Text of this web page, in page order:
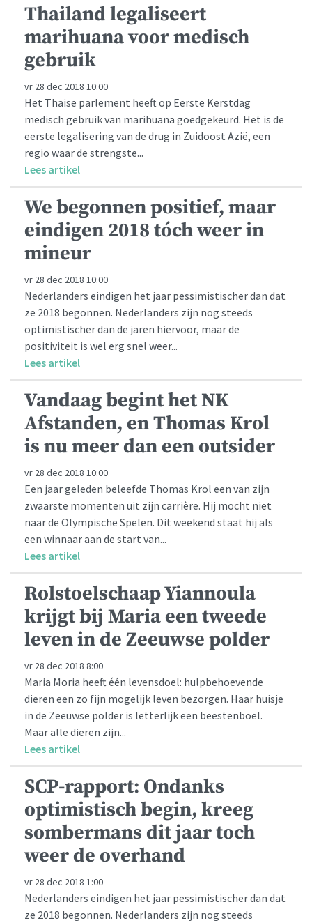
Thailand legaliseert
marihuana voor medisch
gebruik
vr 28 dec 2018 10:00
Het Thaise parlement heeft op Eerste Kerstdag
medisch gebruik van marihuana goedgekeurd. Het is de
eerste legalisering van de drug in Zuidoost Azië, een
regio waar de strengste...
Lees artikel
We begonnen positief, maar
eindigen 2018 tóch weer in
mineur
vr 28 dec 2018 10:00
Nederlanders eindigen het jaar pessimistischer dan dat
ze 2018 begonnen. Nederlanders zijn nog steeds
optimistischer dan de jaren hiervoor, maar de
positiviteit is wel erg snel weer...
Lees artikel
Vandaag begint het NK
Afstanden, en Thomas Krol
is nu meer dan een outsider
vr 28 dec 2018 10:00
Een jaar geleden beleefde Thomas Krol een van zijn
zwaarste momenten uit zijn carrière. Hij mocht niet
naar de Olympische Spelen. Dit weekend staat hij als
een winnaar aan de start van...
Lees artikel
Rolstoelschaap Yiannoula
krijgt bij Maria een tweede
leven in de Zeeuwse polder
vr 28 dec 2018 8:00
Maria Moria heeft één levensdoel: hulpbehoevende
dieren een zo fijn mogelijk leven bezorgen. Haar huisje
in de Zeeuwse polder is letterlijk een beestenboel.
Maar alle dieren zijn...
Lees artikel
SCP-rapport: Ondanks
optimistisch begin, kreeg
sombermans dit jaar toch
weer de overhand
vr 28 dec 2018 1:00
Nederlanders eindigen het jaar pessimistischer dan dat
ze 2018 begonnen. Nederlanders zijn nog steeds